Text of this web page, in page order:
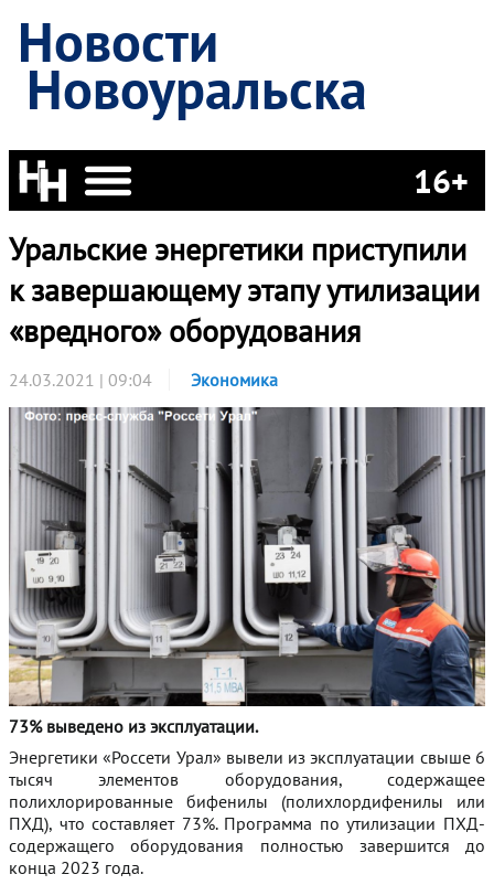
Новости
Новоуральска
16+
Уральские энергетики приступили
к завершающему этапу утилизации
«вредного» оборудования
24.03.2021 | 09:04 Экономика
73% выведено из эксплуатации.
Энергетики «Россети Урал» вывели из эксплуатации свыше 6
тысяч элементов оборудования, содержащее
полихлорированные бифенилы (полихлордифенилы или
ПХД), что составляет 73%. Программа по утилизации ПХД-
содержащего оборудования полностью завершится до
конца 2023 года.